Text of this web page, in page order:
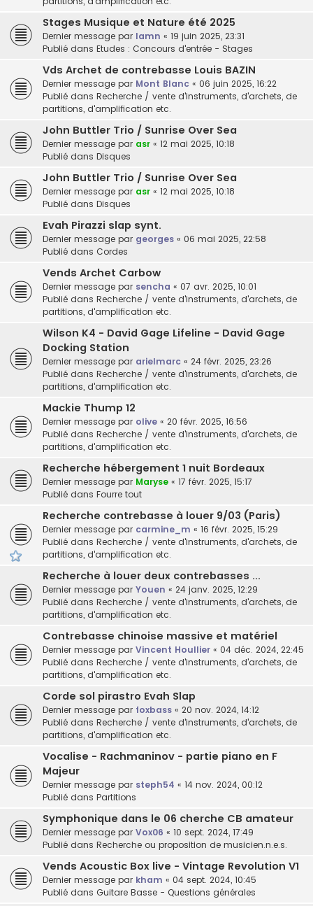
Stages Musique et Nature été 2025
Dernier message par lamn « 19 juin 2025, 23:31
Publié dans Etudes : Concours d'entrée - Stages
Vds Archet de contrebasse Louis BAZIN
Dernier message par Mont Blanc « 06 juin 2025, 16:22
Publié dans Recherche / vente d'instruments, d'archets, de
partitions, d'amplification etc.
John Buttler Trio / Sunrise Over Sea
Dernier message par asr « 12 mai 2025, 10:18
Publié dans Disques
John Buttler Trio / Sunrise Over Sea
Dernier message par asr « 12 mai 2025, 10:18
Publié dans Disques
Evah Pirazzi slap synt.
Dernier message par georges « 06 mai 2025, 22:58
Publié dans Cordes
Vends Archet Carbow
Dernier message par sencha « 07 avr. 2025, 10:01
Publié dans Recherche / vente d'instruments, d'archets, de
partitions, d'amplification etc.
Wilson K4 - David Gage Lifeline - David Gage
Docking Station
Dernier message par arielmarc « 24 févr. 2025, 23:26
Publié dans Recherche / vente d'instruments, d'archets, de
partitions, d'amplification etc.
Mackie Thump 12
Dernier message par olive « 20 févr. 2025, 16:56
Publié dans Recherche / vente d'instruments, d'archets, de
partitions, d'amplification etc.
Recherche hébergement 1 nuit Bordeaux
Dernier message par Maryse « 17 févr. 2025, 15:17
Publié dans Fourre tout
Recherche contrebasse à louer 9/03 (Paris)
Dernier message par carmine_m « 16 févr. 2025, 15:29
Publié dans Recherche / vente d'instruments, d'archets, de
partitions, d'amplification etc.
Recherche à louer deux contrebasses ...
Dernier message par Youen « 24 janv. 2025, 12:29
Publié dans Recherche / vente d'instruments, d'archets, de
partitions, d'amplification etc.
Contrebasse chinoise massive et matériel
Dernier message par Vincent Houllier « 04 déc. 2024, 22:45
Publié dans Recherche / vente d'instruments, d'archets, de
partitions, d'amplification etc.
Corde sol pirastro Evah Slap
Dernier message par foxbass « 20 nov. 2024, 14:12
Publié dans Recherche / vente d'instruments, d'archets, de
partitions, d'amplification etc.
Vocalise - Rachmaninov - partie piano en F
Majeur
Dernier message par steph54 « 14 nov. 2024, 00:12
Publié dans Partitions
Symphonique dans le 06 cherche CB amateur
Dernier message par Vox06 « 10 sept. 2024, 17:49
Publié dans Recherche ou proposition de musicien.n.e.s.
Vends Acoustic Box live - Vintage Revolution V1
Dernier message par kham « 04 sept. 2024, 10:45
Publié dans Guitare Basse - Questions générales